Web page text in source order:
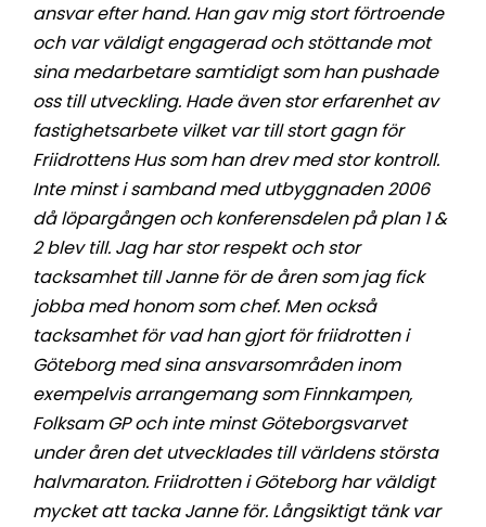
ansvar efter hand. Han gav mig stort förtroende
och var väldigt engagerad och stöttande mot
sina medarbetare samtidigt som han pushade
oss till utveckling. Hade även stor erfarenhet av
fastighetsarbete vilket var till stort gagn för
Friidrottens Hus som han drev med stor kontroll.
Inte minst i samband med utbyggnaden 2006
då löpargången och konferensdelen på plan 1 &
2 blev till. Jag har stor respekt och stor
tacksamhet till Janne för de åren som jag fick
jobba med honom som chef. Men också
tacksamhet för vad han gjort för friidrotten i
Göteborg med sina ansvarsområden inom
exempelvis arrangemang som Finnkampen,
Folksam GP och inte minst Göteborgsvarvet
under åren det utvecklades till världens största
halvmaraton. Friidrotten i Göteborg har väldigt
mycket att tacka Janne för. Långsiktigt tänk var